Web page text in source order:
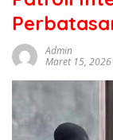
sumbar
tv
Admin
Maret 15, 2026